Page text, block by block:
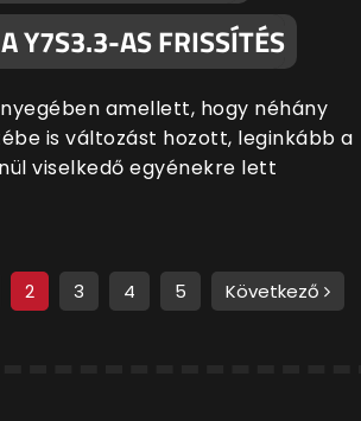
Y7S3.3-AS FRISSÍTÉS
amellett, hogy néhány
is változást hozott, leginkább a
viselkedő egyénekre lett
2 3 4 5 Következő